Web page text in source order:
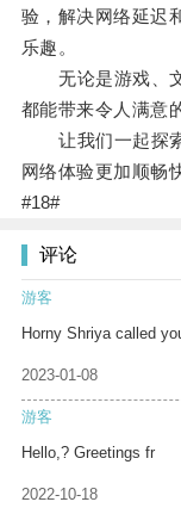
验，解决网络延迟
乐趣。
无论是游戏、文
都能带来令人满意
让我们一起探索
网络体验更加顺畅
#18#
评论
游客
Horny Shriya called
2023-01-08
游客
Hello,? Greetings fr
2022-10-18